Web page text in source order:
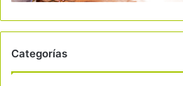
Categorías